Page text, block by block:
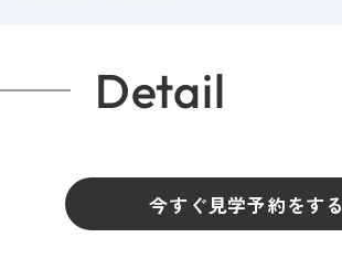
Detail
今すぐ見学予約をする